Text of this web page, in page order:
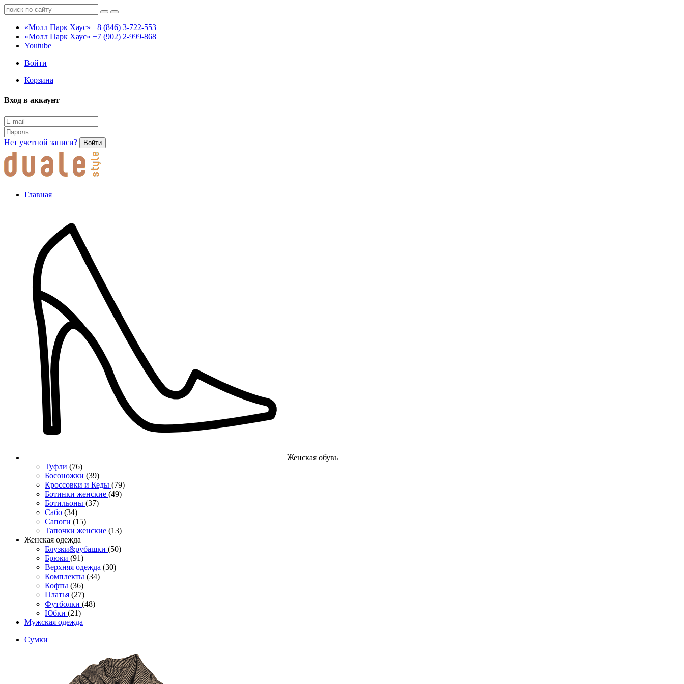
«Молл Парк Хаус» +8 (846) 3-722-553
«Молл Парк Хаус» +7 (902) 2-999-868
Youtube
Войти
Корзина
Вход в аккаунт
Нет учетной записи? Войти
Главная
Женcкая обувь
Туфли (76)
Босоножки (39)
Кроссовки и Кеды (79)
Ботинки женские (49)
Ботильоны (37)
Сабо (34)
Сапоги (15)
Тапочки женские (13)
Женская одежда
Блузки&рубашки (50)
Брюки (91)
Верхняя одежда (30)
Комплекты (34)
Кофты (36)
Платья (27)
Футболки (48)
Юбки (21)
Мужская одежда
Сумки